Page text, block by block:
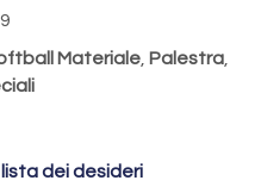
Materiale Palestra
dei desideri